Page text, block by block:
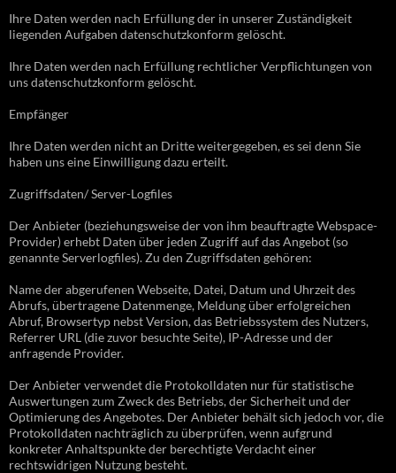
Ihre Daten werden nach Erfüllung der in unserer Zuständigkeit
liegenden Aufgaben datenschutzkonform gelöscht.
Ihre Daten werden nach Erfüllung rechtlicher Verpflichtungen von
uns datenschutzkonform gelöscht.
Empfänger
Ihre Daten werden nicht an Dritte weitergegeben, es sei denn Sie
haben uns eine Einwilligung dazu erteilt.
Zugriffsdaten/ Server-Logfiles
Der Anbieter (beziehungsweise der von ihm beauftragte Webspace-
Provider) erhebt Daten über jeden Zugriff auf das Angebot (so
genannte Serverlogfiles). Zu den Zugriffsdaten gehören:
Name der abgerufenen Webseite, Datei, Datum und Uhrzeit des
Abrufs, übertragene Datenmenge, Meldung über erfolgreichen
Abruf, Browsertyp nebst Version, das Betriebssystem des Nutzers,
Referrer URL (die zuvor besuchte Seite), IP-Adresse und der
anfragende Provider.
Der Anbieter verwendet die Protokolldaten nur für statistische
Auswertungen zum Zweck des Betriebs, der Sicherheit und der
Optimierung des Angebotes. Der Anbieter behält sich jedoch vor, die
Protokolldaten nachträglich zu überprüfen, wenn aufgrund
konkreter Anhaltspunkte der berechtigte Verdacht einer
rechtswidrigen Nutzung besteht.